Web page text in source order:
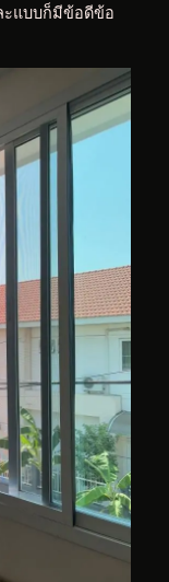
ะแบบก็มีข้อดีข้อ